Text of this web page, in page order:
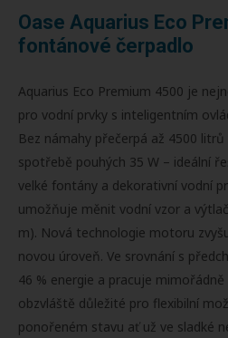
Oase Aquarius Eco
fontánové čerpadlo
Aquarius Eco Premium 4500 je
pro vodní prvky s inteligentním
Bez námahy přečerpá až 4500
spotřebě pouhých 35 W – ideální
velké fontány a dekorativní vodní
umožňuje měnit vodní vzor a
m). Nová technologie motoru
novou úroveň. Ve srovnání s
46 % energie a pracuje
obzvláště důležité pro flexibilní
ponořeném stavu ať už ve sladké